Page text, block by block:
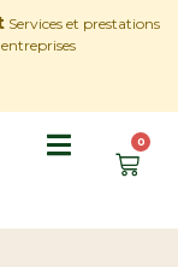
Services et prestations
0